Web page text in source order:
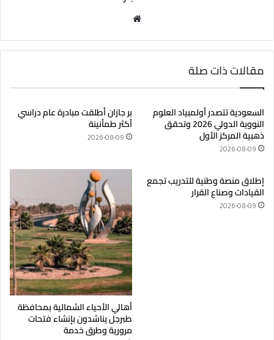
الوي
مقالات ذات صلة
السعودية تتصدر أولمبياد العلوم
النووية الدولي 2026 وتحقق
ذهبية المركز الأول
2026-08-09
بر جازان أطلقت مبادرة عام دراسي
أكثر طمأنينة
2026-08-09
إطلاق منصة وطنية للتدريب تجمع
القيادات وصناع القرار
2026-08-09
أهالي الأحياء الشمالية بمحافظة
طبرجل يناشدون بإنشاء فتحات
مرورية وطرق خدمة